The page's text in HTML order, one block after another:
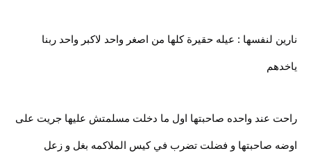
نارين لنفسها : عيله حقيرة كلها من اصغر واحد لاكبر واحد ربنا
ياخدهم
راحت عند واحده صاحبتها اول ما دخلت مسلمتش عليها جريت على
اوضه صاحبتها و فضلت تضرب في كيس الملاكمه بغل و زعل